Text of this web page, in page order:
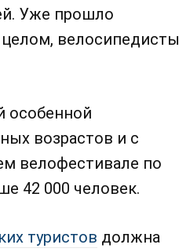
Уже прошло
велосипедисты
особенной
возрастов и с
велофестивале по
42 000 человек.
туристов должна